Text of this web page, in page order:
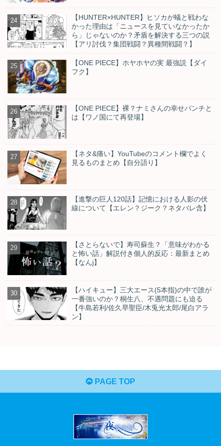
【HUNTER×HUNTER】ヒソカが蟻と戦わな
かった理由は「ニュースを見ていなかったか
ら」じゃないのか？矛盾を解決する三つの説
【アリ討伐？集団戦闘？異種間戦闘？】
【ONE PIECE】ホヤホヤの実 最強説【ダイ
フク】
【ONE PIECE】裸？ナミさんの幸せパンチと
は【ワノ国にて再登場】
【ネタ&痛い】YouTubeのコメント欄でよく
見るものまとめ【自分語り】
【進撃の巨人120話】記憶における人影の伏
線について【エレン？ジーク？ネタバレ含】
【さとらないで】寿司蘇生？「意味がわかる
と怖い話」解説付き個人的反応：最新まとめ
【なんj】
【ハイキュー】三大エース(5本指)の中で誰が
一番強いのか？桐生八、不遇問題にも迫る
【牛島若利/佐久早聖臣/木兎光太郎/尾白アラ
ン】
PAGE TOP